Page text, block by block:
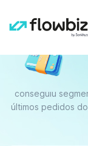
Veja
conseguiu
últimos pedidos